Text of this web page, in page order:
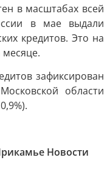
в масштабах всей
в мае выдали
кредитов. Это на
зафиксирован
области
Новости